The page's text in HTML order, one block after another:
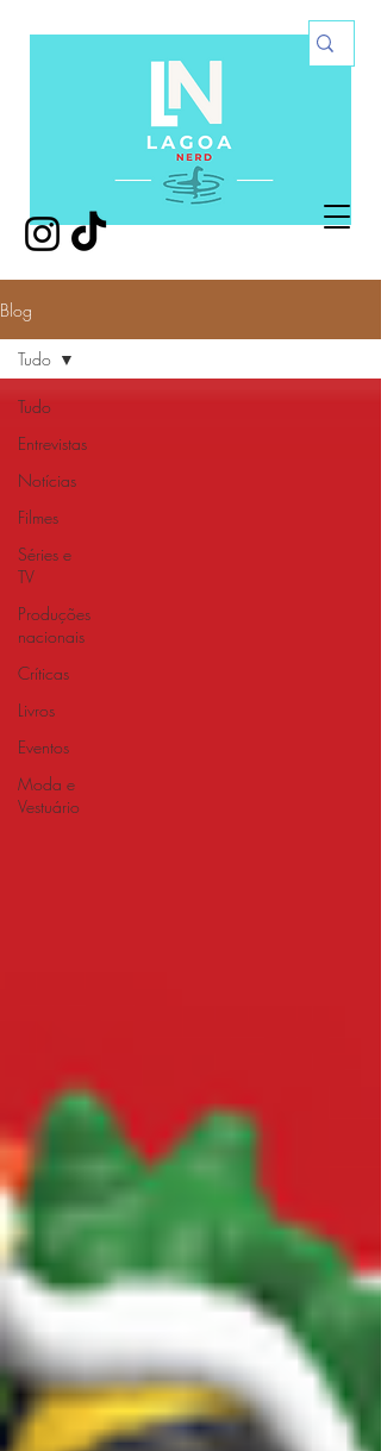
Blog
Tudo
Entrevistas
Notícias
Filmes
Séries e
TV
Produções
nacionais
Críticas
Livros
Eventos
Moda e
Vestuário
Tudo